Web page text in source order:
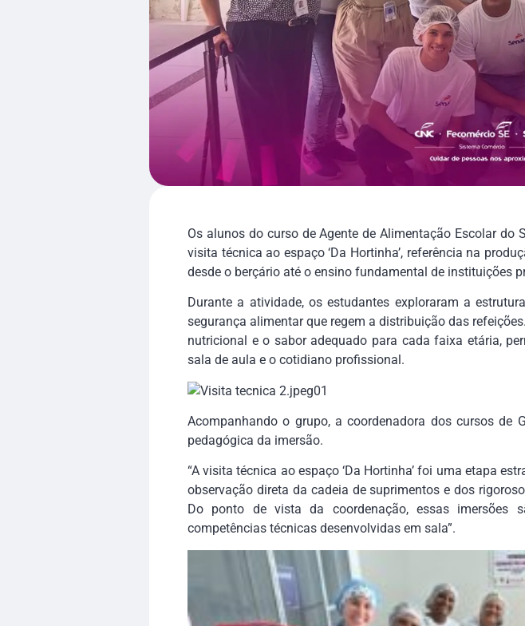
Os alunos do curso de Agente de Alimentação Escolar
visita técnica ao espaço ‘Da Hortinha’, referência na
desde o berçário até o ensino fundamental de instituições
Durante a atividade, os estudantes exploraram a
segurança alimentar que regem a distribuição das
nutricional e o sabor adequado para cada faixa etária,
sala de aula e o cotidiano profissional.
Acompanhando o grupo, a coordenadora dos cursos de
pedagógica da imersão.
“A visita técnica ao espaço ‘Da Hortinha’ foi uma etapa
observação direta da cadeia de suprimentos e dos
Do ponto de vista da coordenação, essas imersões
competências técnicas desenvolvidas em sala”.